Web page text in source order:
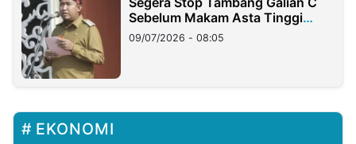
Sebelum Makam Asta Tinggi
Longsor
09/07/2026 - 08:05
EKONOMI